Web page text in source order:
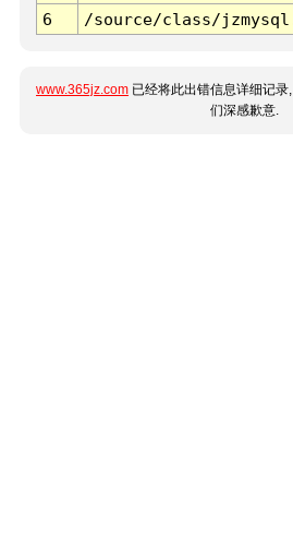
6
/source/class/
www.365jz.com 已经将此出错信息详细记
们深感歉意.